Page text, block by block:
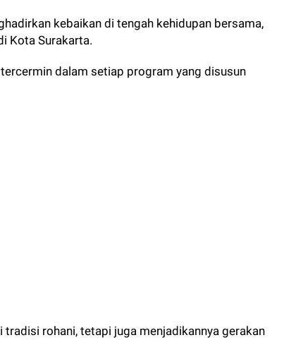
kebaikan di tengah kehidupan bersama,
Kota Surakarta.
dalam setiap program yang disusun
rohani, tetapi juga menjadikannya gerakan